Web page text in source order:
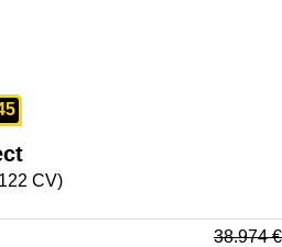
CV)
38.974€